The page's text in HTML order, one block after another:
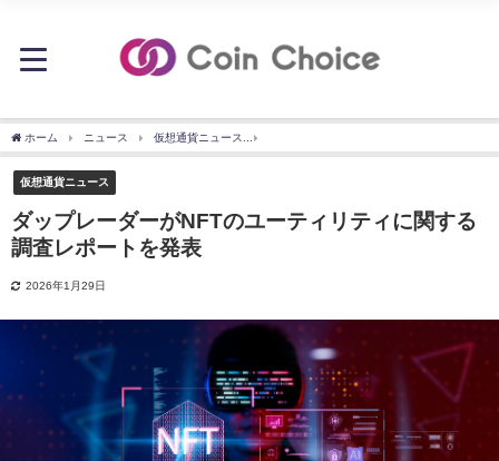
ホーム ニュース 仮想通貨ニュース
仮想通貨ニュース
ダップレーダーがNFTのユーティリティに関する
調査レポートを発表
2026年1月29日